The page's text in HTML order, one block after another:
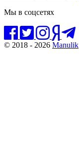
Мы в соцсетях
© 2018 - 2026 Manulik